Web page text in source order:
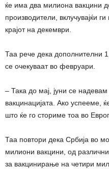
ќе има два милиона вакцини
производители, вклучувајќи
крајот на декември.
Таа рече дека дополнителни
се очекуваат во февруари.
– Така до мај, јуни се
вакцинацијата. Ако успееме,
што ќе го сториме тоа во
Таа повтори дека Србија во
милиони вакцини, од
за вакцинирање на четири